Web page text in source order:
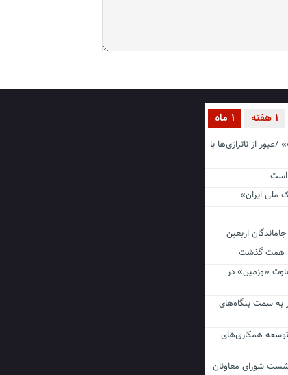
1 ماه 1 هفته
/عبور از ناترازی‌ها با
اربعین
«وزمین» در
به سمت بنگاه‌های
توسعه همکاری‌های
شورای معاونان